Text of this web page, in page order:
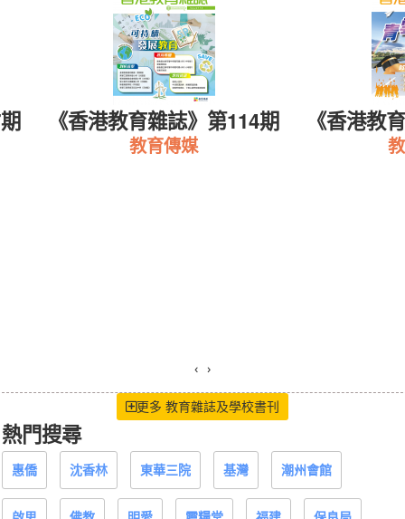
《香港教育雜誌》第114期
教育傳媒
《香港教
‹ ›
更多 教育雜誌及學校書刊
熱門搜尋
惠僑 沈香林 東華三院 基灣 潮州會館